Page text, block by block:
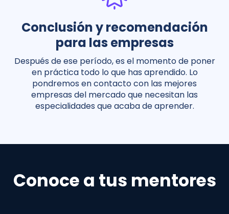
Conclusión y recomendación
para las empresas
Después de ese período, es el momento de poner
en práctica todo lo que has aprendido. Lo
pondremos en contacto con las mejores
empresas del mercado que necesitan las
especialidades que acaba de aprender.
Conoce a tus mentores